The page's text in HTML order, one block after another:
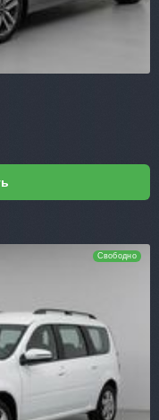
Свободно